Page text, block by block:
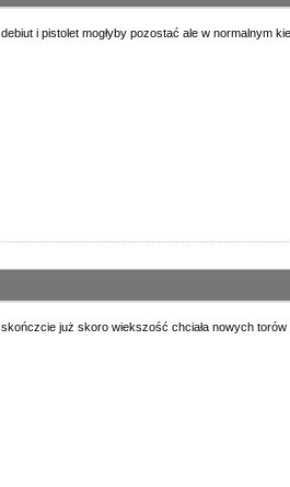
debiut i pistolet mogłyby pozostać ale w normalnym
skończcie już skoro wiekszość chciała nowych